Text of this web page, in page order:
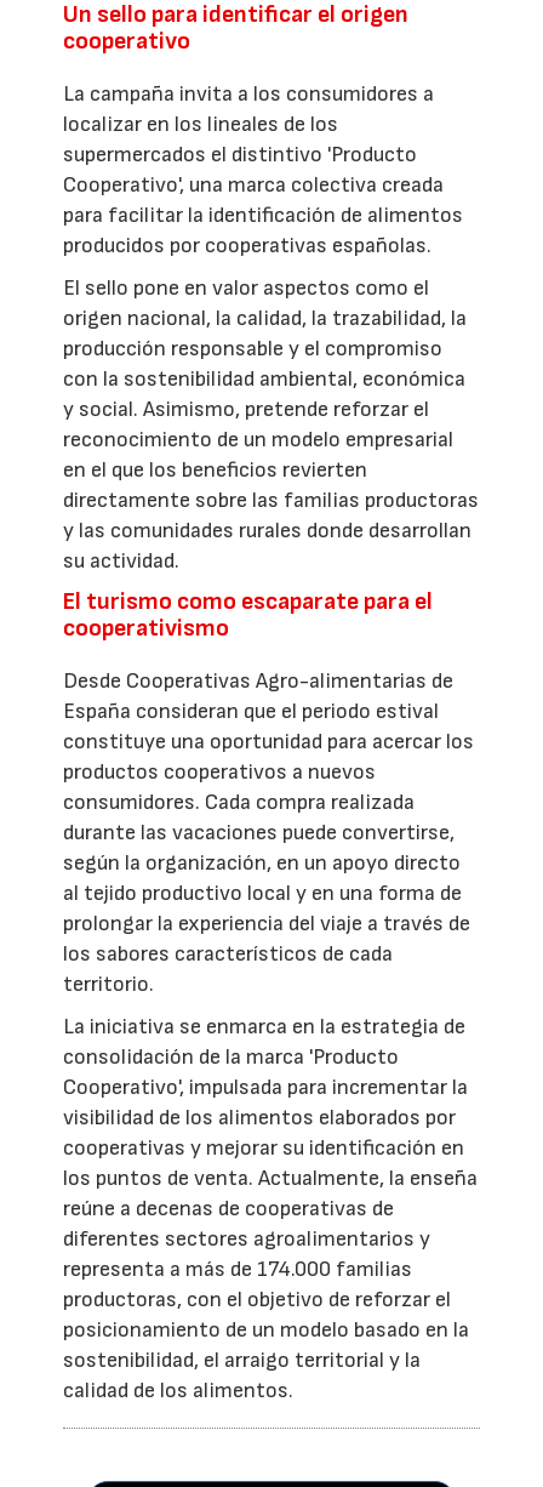
Un sello para identificar el origen
cooperativo
La campaña invita a los consumidores a
localizar en los lineales de los
supermercados el distintivo 'Producto
Cooperativo', una marca colectiva creada
para facilitar la identificación de alimentos
producidos por cooperativas españolas.
El sello pone en valor aspectos como el
origen nacional, la calidad, la trazabilidad, la
producción responsable y el compromiso
con la sostenibilidad ambiental, económica
y social. Asimismo, pretende reforzar el
reconocimiento de un modelo empresarial
en el que los beneficios revierten
directamente sobre las familias productoras
y las comunidades rurales donde desarrollan
su actividad.
El turismo como escaparate para el
cooperativismo
Desde Cooperativas Agro-alimentarias de
España consideran que el periodo estival
constituye una oportunidad para acercar los
productos cooperativos a nuevos
consumidores. Cada compra realizada
durante las vacaciones puede convertirse,
según la organización, en un apoyo directo
al tejido productivo local y en una forma de
prolongar la experiencia del viaje a través de
los sabores característicos de cada
territorio.
La iniciativa se enmarca en la estrategia de
consolidación de la marca 'Producto
Cooperativo', impulsada para incrementar la
visibilidad de los alimentos elaborados por
cooperativas y mejorar su identificación en
los puntos de venta. Actualmente, la enseña
reúne a decenas de cooperativas de
diferentes sectores agroalimentarios y
representa a más de 174.000 familias
productoras, con el objetivo de reforzar el
posicionamiento de un modelo basado en la
sostenibilidad, el arraigo territorial y la
calidad de los alimentos.